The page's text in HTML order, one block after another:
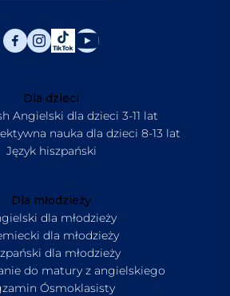
Dla dzieci
Angielski dla dzieci 3-11 lat
nauka dla dzieci 8-13 lat
Język hiszpański
Dla młodzieży
dla młodzieży
dla młodzieży
dla młodzieży
do matury z angielskiego
Ósmoklasisty